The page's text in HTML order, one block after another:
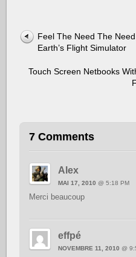
Feel The Need The
Earth’s Flight Simulator
Touch Screen Netbooks
7 Comments
Alex
MAI 17, 2010 @ 5:18 PM
Merci beaucoup
effpé
NOVEMBRE 11, 2010 @